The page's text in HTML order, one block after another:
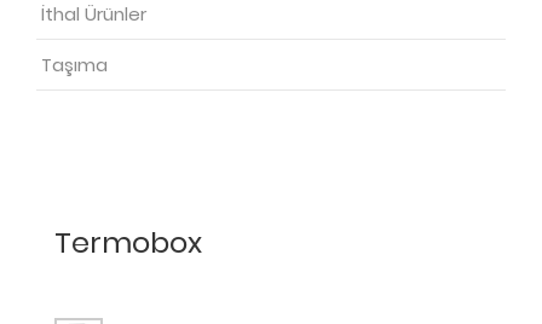
İthal Ürünler
Taşıma
Termobox